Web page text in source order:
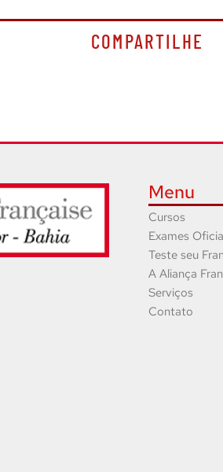
COMPARTILHE
Menu
Cursos
Exames
Teste seu
A Aliança
Serviços
Contato